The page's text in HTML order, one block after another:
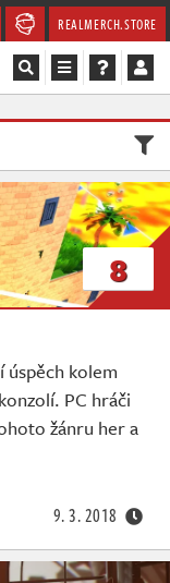
REALMERCH.STORE
8
úspěch kolem
PC hráči
žánru her a
9. 3. 2018